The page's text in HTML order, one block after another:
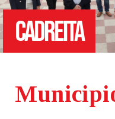
CADREITA